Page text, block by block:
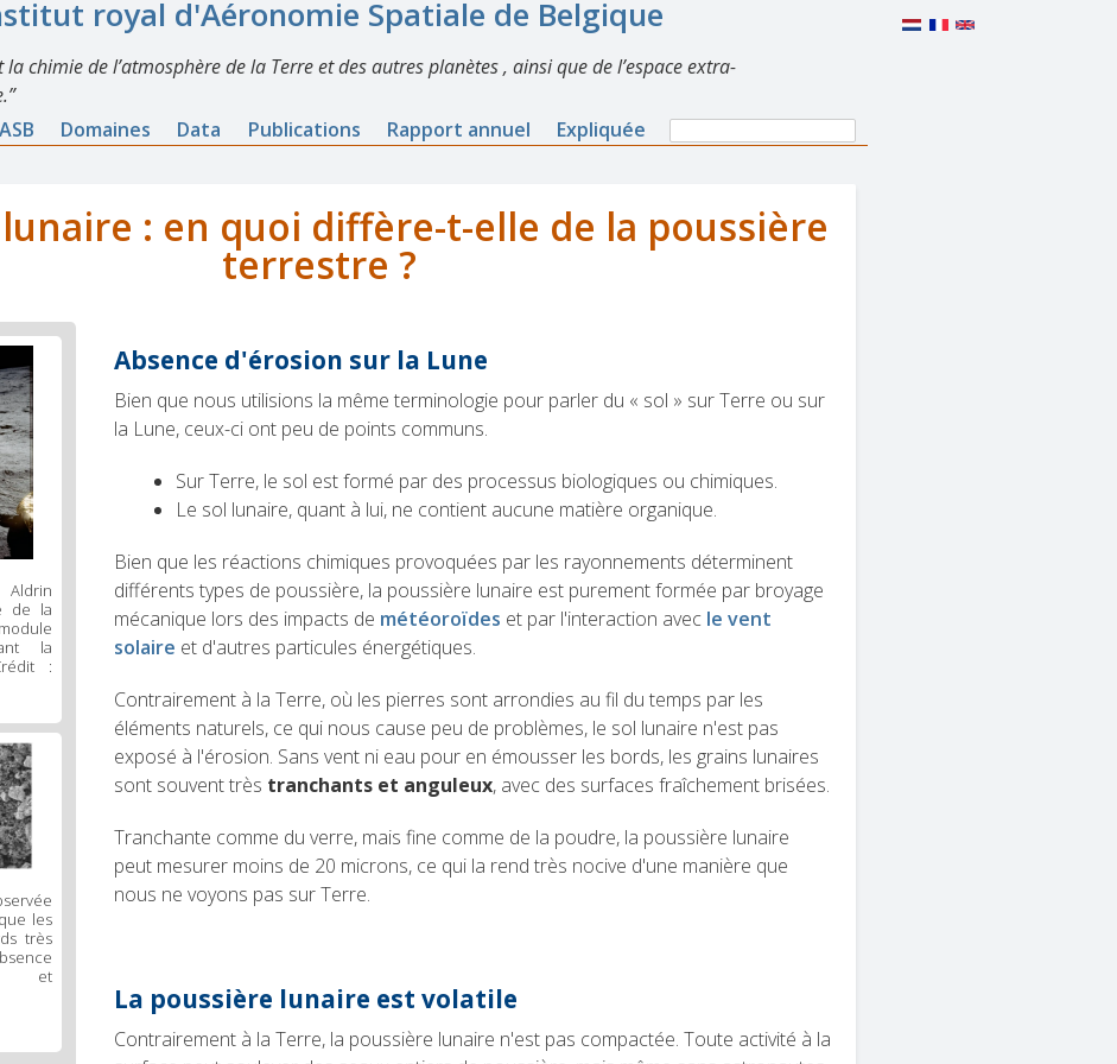
royal d'Aéronomie Spatiale de Belgique
la chimie de l’atmosphère de la Terre et des autres planètes , ainsi que de l’espace extra-
Domaines Data Publications Rapport annuel Expliquée
Search
Search
: en quoi diffère-t-elle de la poussière
terrestre ?
Absence d'érosion sur la Lune
Bien que nous utilisions la même terminologie pour parler du « sol » sur Terre ou sur
la Lune, ceux-ci ont peu de points communs.
Sur Terre, le sol est formé par des processus biologiques ou chimiques.
Le sol lunaire, quant à lui, ne contient aucune matière organique.
Bien que les réactions chimiques provoquées par les rayonnements déterminent
différents types de poussière, la poussière lunaire est purement formée par broyage
mécanique lors des impacts de météoroïdes et par l'interaction avec le vent
solaire et d'autres particules énergétiques.
Contrairement à la Terre, où les pierres sont arrondies au fil du temps par les
éléments naturels, ce qui nous cause peu de problèmes, le sol lunaire n'est pas
exposé à l'érosion. Sans vent ni eau pour en émousser les bords, les grains lunaires
sont souvent très tranchants et anguleux, avec des surfaces fraîchement brisées.
Tranchante comme du verre, mais fine comme de la poudre, la poussière lunaire
peut mesurer moins de 20 microns, ce qui la rend très nocive d'une manière que
nous ne voyons pas sur Terre.
La poussière lunaire est volatile
Contrairement à la Terre, la poussière lunaire n'est pas compactée. Toute activité à la
de la
la
:
les
très
et